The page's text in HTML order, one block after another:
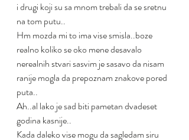
i drugi koji su sa mnom trebali da se sretnu
na tom putu..
Hm mozda mi to ima vise smisla..boze
realno koliko se oko mene desavalo
nerealnih stvari sasvim je sasavo da nisam
ranije mogla da prepoznam znakove pored
puta..
Ah..al lako je sad biti pametan dvadeset
godina kasnije..
Kada daleko vise mogu da sagledam siru